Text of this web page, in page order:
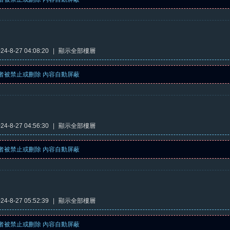
8-27 04:08:20 顯示全部樓層
被禁止或刪除 內容自動屏蔽
8-27 04:56:30 顯示全部樓層
被禁止或刪除 內容自動屏蔽
8-27 05:52:39 顯示全部樓層
被禁止或刪除 內容自動屏蔽